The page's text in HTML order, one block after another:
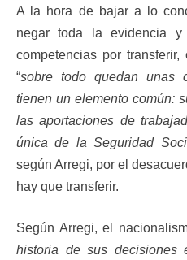
A la hora de bajar a lo
negar toda la evidencia
competencias por
“sobre todo quedan unas
tienen un elemento común:
las aportaciones de
única de la Seguridad
según Arregi, por el
hay que transferir.
Según Arregi, el
historia de sus decisiones